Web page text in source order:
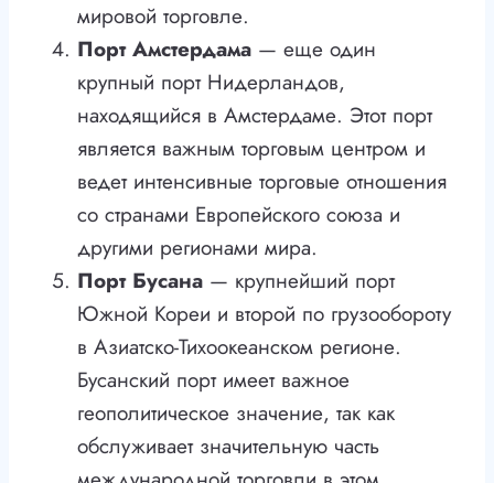
мировой торговле.
Порт Амстердама — еще один
крупный порт Нидерландов,
находящийся в Амстердаме. Этот порт
является важным торговым центром и
ведет интенсивные торговые отношения
со странами Европейского союза и
другими регионами мира.
Порт Бусана — крупнейший порт
Южной Кореи и второй по грузообороту
в Азиатско-Тихоокеанском регионе.
Бусанский порт имеет важное
геополитическое значение, так как
обслуживает значительную часть